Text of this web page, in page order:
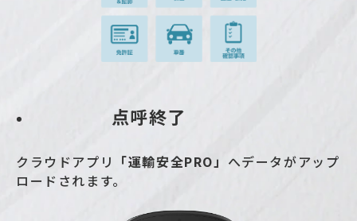
点呼終了
クラウドアプリ 「運輸安全PRO」 へデータがアップ
ロードされます。